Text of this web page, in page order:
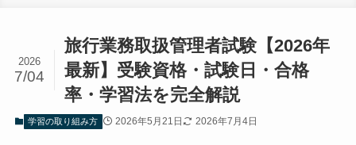
旅行業務取扱管理者試験【2026年
最新】受験資格・試験日・合格
率・学習法を完全解説
2026
7/04
学習の取り組み方 2026年5月21日 2026年7月4日